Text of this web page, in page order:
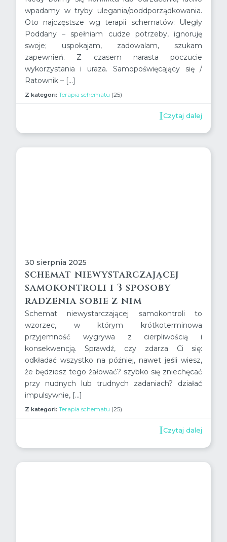
wpadamy w tryby ulegania/poddporządkowania.
Oto najczęstsze wg terapii schematów: Uległy
Poddany – spełniam cudze potrzeby, ignoruję
swoje; uspokajam, zadowalam, szukam
zapewnień. Z czasem narasta poczucie
wykorzystania i uraza. Samopoświęcający się /
Ratownik – […]
Z kategori: Terapia schematu (25)
Czytaj dalej
30 sierpnia 2025
schemat niewystarczającej
samokontroli i 3 sposoby
radzenia sobie z nim
Schemat niewystarczającej samokontroli to
wzorzec, w którym krótkoterminowa
przyjemność wygrywa z cierpliwością i
konsekwencją. Sprawdź, czy zdarza Ci się:
odkładać wszystko na później, nawet jeśli wiesz,
że będziesz tego żałować? szybko się zniechęcać
przy nudnych lub trudnych zadaniach? działać
impulsywnie, […]
Z kategori: Terapia schematu (25)
Czytaj dalej